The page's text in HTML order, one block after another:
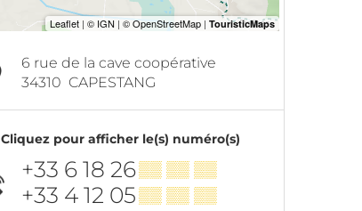
6 rue de la cave coopérative
34310 CAPESTANG
Cliquez pour afficher le(s) numéro(s)
+33 6 18 26▒▒ ▒▒ ▒▒
+33 4 12 05▒▒ ▒▒ ▒▒